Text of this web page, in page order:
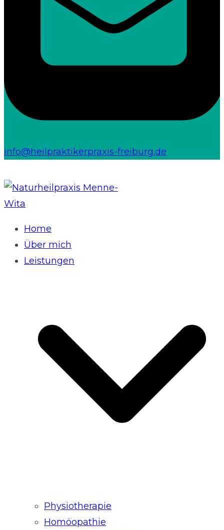
info@heilpraktikerpraxis-freiburg.de
Home
Über mich
Leistungen
Physiotherapie
Homöopathie